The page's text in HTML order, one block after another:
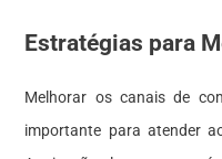
Estratégias para
Melhorar os canais de
importante para atender